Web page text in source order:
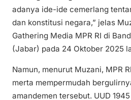
adanya ide-ide cemerlang
dan konstitusi negara,” jelas
Gathering Media MPR RI di
(Jabar) pada 24 Oktober 2025
Namun, menurut Muzani, MPR
merta mempermudah
amandemen tersebut. UUD